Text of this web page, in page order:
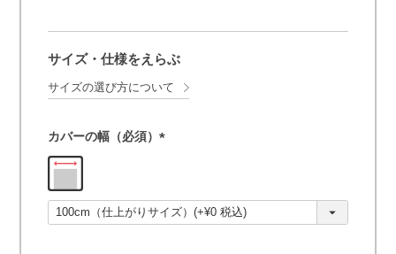
サイズ・仕様をえらぶ
サイズの選び方について
カバーの幅（必須）
須
)